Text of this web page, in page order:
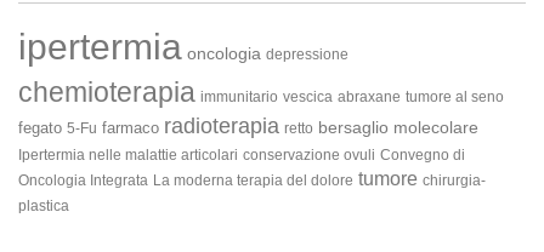
ipertermia oncologia depressione
chemioterapia immunitario vescica abraxane tumore al seno
fegato 5-Fu farmaco radioterapia retto bersaglio molecolare
Ipertermia nelle malattie articolari conservazione ovuli Convegno di
Oncologia Integrata La moderna terapia del dolore tumore chirurgia-
plastica